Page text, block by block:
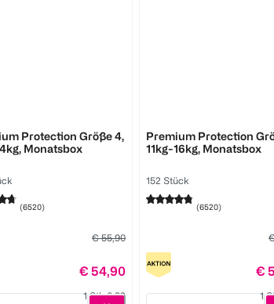
Protection Größe 4,
Monatsbox
(6520)
€ 55,90
€ 54,90
1 Stk 0,32
Premium Protection
11kg-16kg, Monatsbox
152 Stück
(6520)
€
1